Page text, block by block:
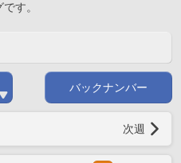
す。
バックナンバー
次週